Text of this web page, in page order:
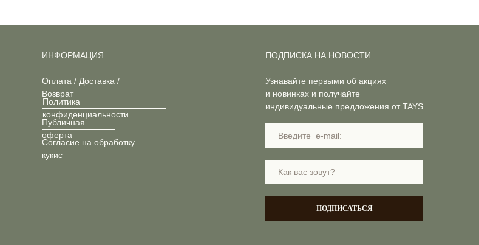
ИНФОРМАЦИЯ
Оплата / Доставка /
Возврат
Политика
конфиденциальности
Публичная
оферта
Согласие на обработку
кукис
Узнавайте первыми об акциях
и новинках и получайте
индивидуальные предложения от TAYS
ПОДПИСАТЬСЯ
ПОДПИСКА НА НОВОСТИ